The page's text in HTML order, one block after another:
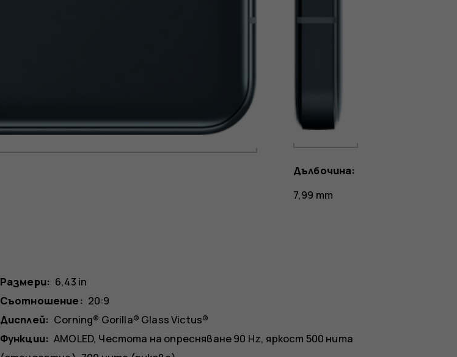
Дълбочина:
7,99 mm
Размери: 6,43 in
Съотношение: 20:9
Дисплей: Corning® Gorilla® Glass Victus®
Функции: AMOLED, Честота на опресняване 90 Hz, яркост 500 нита